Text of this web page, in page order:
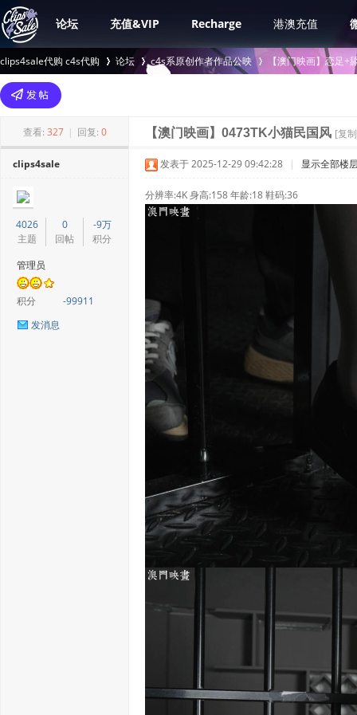
论坛 充值&VIP Recharge 港澳充值
clips4sale代购 c4s代购
>
论坛 c4s系原创作者作品公映
›
【澳门映画】恋足+
查看: 327 | 回复: 0 【澳门映画】0473TK小猫民国风 [复
clips4sale
4026
主题
0
回帖
-9万
积分
管理员
积分
-99911
发消息
发表于 2025-12-29 09:42:28 | 显示全部楼
分辨率:4K 身高:158 年龄:18 鞋码:36